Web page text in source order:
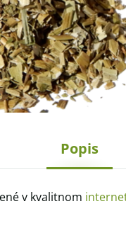
Popis
v kvalitnom